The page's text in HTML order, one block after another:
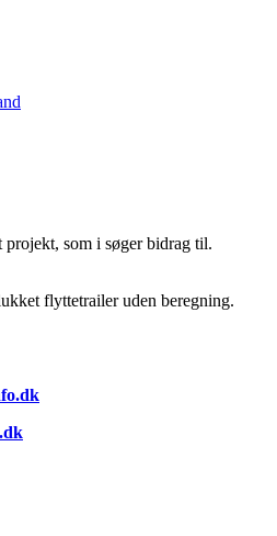
som i søger bidrag til.
flyttetrailer uden beregning.